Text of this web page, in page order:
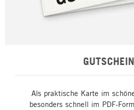
Als praktische Karte im
besonders schnell im PDF-